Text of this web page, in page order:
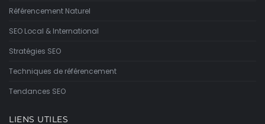
Référencement Naturel
SEO Local & International
Stratégies SEO
Techniques de référencement
Tendances SEO
LIENS UTILES